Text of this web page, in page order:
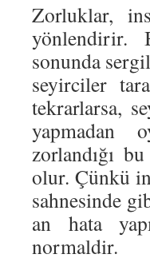
Zorluklar,
yönlendirir.
sonunda
seyirciler
tekrarlarsa,
yapmadan
zorlandığı
olur. Çünkü
sahnesinde
an hata
normaldir.